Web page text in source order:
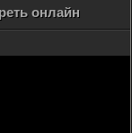
онлайн